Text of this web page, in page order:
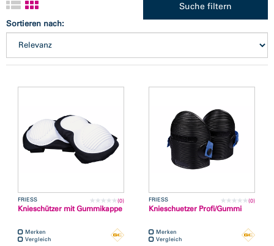
Suche filtern
Sortieren nach:
FRIESS (0)
Knieschützer mit Gummikappe
Merken
Vergleich
FRIESS (0)
Knieschuetzer Profi/Gummi
Merken
Vergleich